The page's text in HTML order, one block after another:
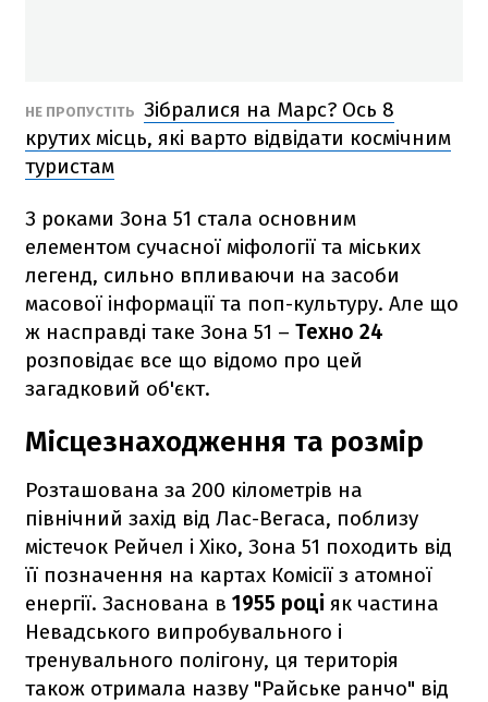
НЕ ПРОПУСТІТЬ Зібралися на Марс? Ось 8
крутих місць, які варто відвідати космічним
туристам
З роками Зона 51 стала основним
елементом сучасної міфології та міських
легенд, сильно впливаючи на засоби
масової інформації та поп-культуру. Але що
ж насправді таке Зона 51 – Техно 24
розповідає все що відомо про цей
загадковий об'єкт.
Місцезнаходження та розмір
Розташована за 200 кілометрів на
північний захід від Лас-Вегаса, поблизу
містечок Рейчел і Хіко, Зона 51 походить від
її позначення на картах Комісії з атомної
енергії. Заснована в 1955 році як частина
Невадського випробувального і
тренувального полігону, ця територія
також отримала назву "Райське ранчо" від